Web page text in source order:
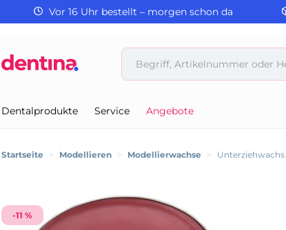
Vor 16 Uhr bestellt – morgen schon da
Dentalprodukte Service Angebote
Startseite > Modellieren > Modellierwachse >
-11 %